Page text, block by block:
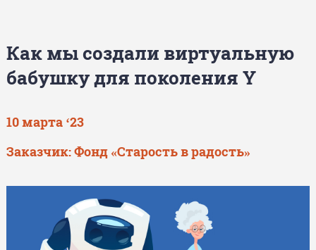
Как мы создали виртуальную
бабушку для поколения Y
10 марта ‘23
Заказчик: Фонд «Старость в радость»